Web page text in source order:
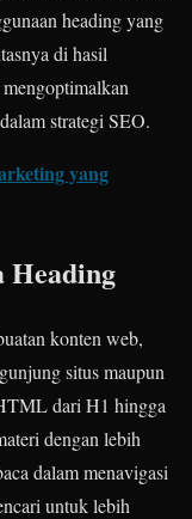
heading yang
di hasil
strategi SEO.
yang
Heading
konten web,
situs maupun
dari H1 hingga
dengan lebih
dalam menavigasi
untuk lebih